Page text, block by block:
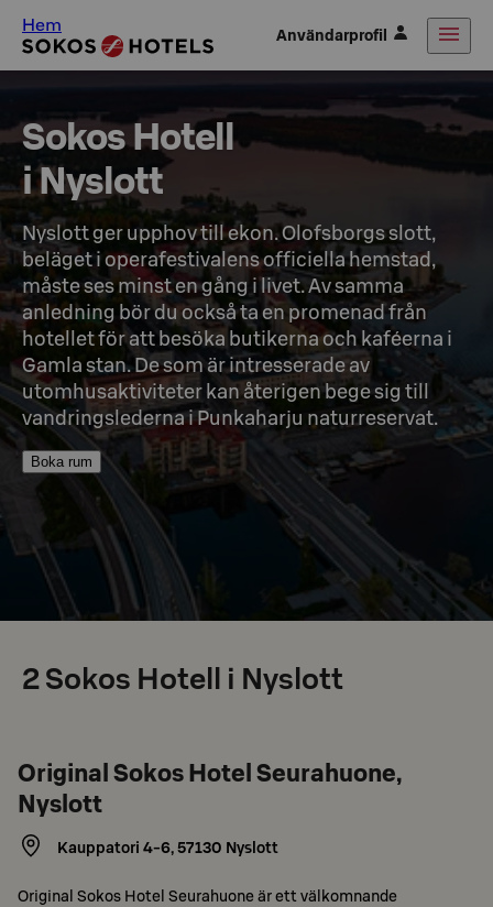
Hem Användarprofil
Sokos Hotell
i Nyslott
Nyslott ger upphov till ekon. Olofsborgs slott,
beläget i operafestivalens officiella hemstad,
måste ses minst en gång i livet. Av samma
anledning bör du också ta en promenad från
hotellet för att besöka butikerna och kaféerna i
Gamla stan. De som är intresserade av
utomhusaktiviteter kan återigen bege sig till
vandringslederna i Punkaharju naturreservat.
Boka rum
2Sokos Hotell i Nyslott
Original Sokos Hotel Seurahuone,
Nyslott
Kauppatori 4-6,57130 Nyslott
Original Sokos Hotel Seurahuone är ett välkomnande